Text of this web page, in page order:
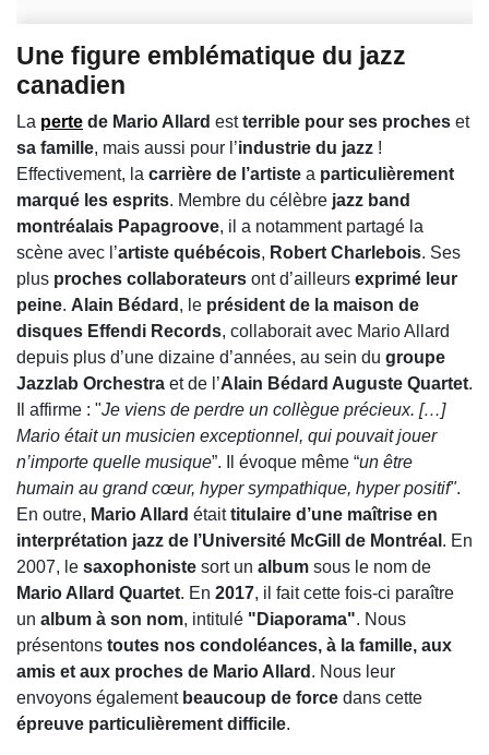
Une figure emblématique du jazz
canadien
La perte de Mario Allard estterrible pour ses proches et
sa famille, mais aussi pour l’industrie du jazz !
Effectivement, la carrière de l’artiste a particulièrement
marqué les esprits. Membre du célèbre jazz band
montréalais Papagroove, il a notamment partagé la
scène avec l’artiste québécois, Robert Charlebois. Ses
plus proches collaborateurs ont d’ailleurs exprimé leur
peine. Alain Bédard , le président de la maison de
disques Effendi Records, collaborait avec Mario Allard
depuis plus d’une dizaine d’années, au sein du groupe
Jazzlab Orchestra et de l’Alain Bédard Auguste Quartet.
Il affirme : "Je viens de perdre un collègue précieux. […]
Mario était un musicien exceptionnel, qui pouvait jouer
n’importe quelle musique”. Il évoque même “un être
humain au grand cœur, hyper sympathique, hyper positif".
En outre, Mario Allard étaittitulaire d’une maîtrise en
interprétation jazz de l’Université McGill de Montréal . En
2007, le saxophoniste sort un album sous le nom de
Mario Allard Quartet. En 2017, il fait cette fois-ci paraître
un album à son nom, intitulé "Diaporama". Nous
présentons toutes nos condoléances, à la famille, aux
amis et aux proches de Mario Allard . Nous leur
envoyons également beaucoup de force dans cette
épreuve particulièrement difficile.